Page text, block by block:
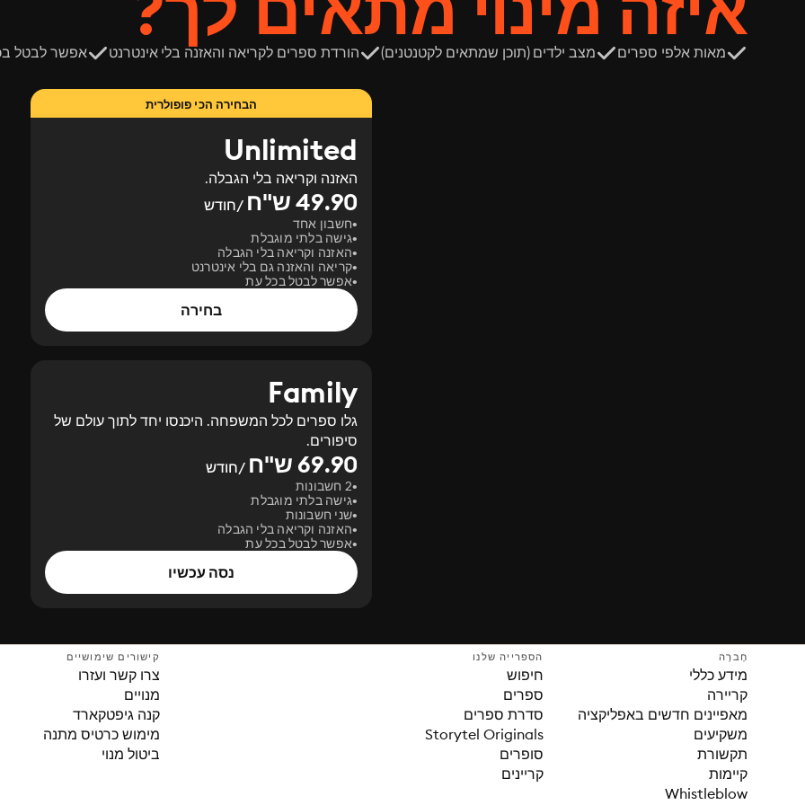
מאות אלפי ספרים מצב ילדים (תוכן שמתאים לקטנטנים) הורדת ספרים לקריאה והאזנה בלי אינטרנט אפשר לבטל
הבחירה הכי פופולרית
Unlimited
האזנה וקריאה בלי הגבלה.
49.90 ש"ח /חודש
חשבון אחד
גישה בלתי מוגבלת
האזנה וקריאה בלי הגבלה
קריאה והאזנה גם בלי אינטרנט
אפשר לבטל בכל עת
בחירה
Family
גלו ספרים לכל המשפחה. היכנסו יחד לתוך עולם של
סיפורים.
69.90 ש"ח /חודש
2 חשבונות
גישה בלתי מוגבלת
שני חשבונות
האזנה וקריאה בלי הגבלה
אפשר לבטל בכל עת
נסה עכשיו
חֶברָה
מידע כללי
קריירה
מאפיינים חדשים באפליקציה
משקיעים
תקשורת
קיימות
Whistleblow
הספרייה שלנו
חיפוש
ספרים
סדרת ספרים
Storytel Originals
סופרים
קריינים
קישורים שימושיים
צרו קשר ועזרו
מנויים
קנה גיפטקארד
מימוש כרטיס מתנה
ביטול מנוי